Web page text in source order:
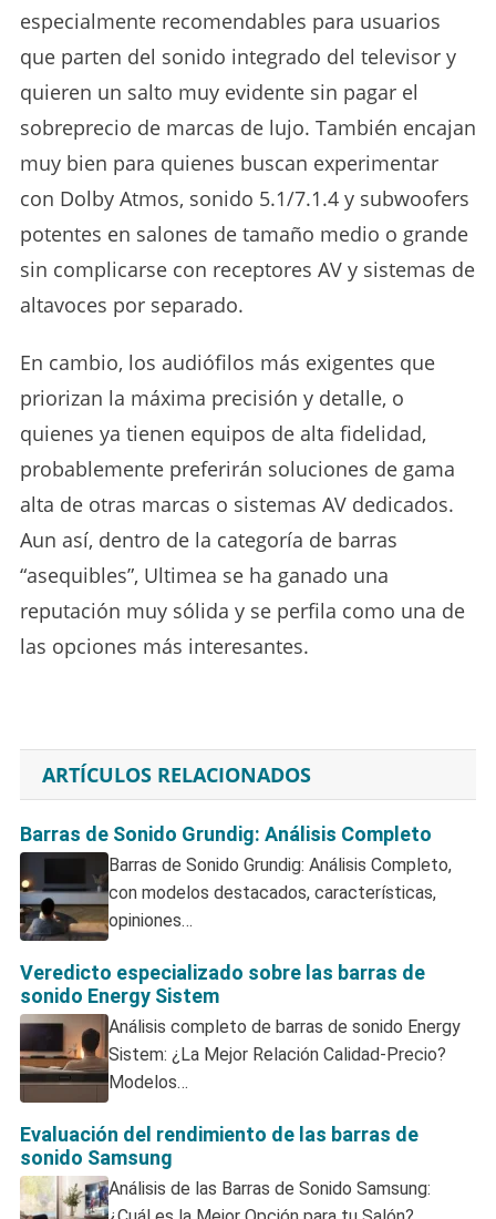
especialmente recomendables para usuarios
que parten del sonido integrado del televisor y
quieren un salto muy evidente sin pagar el
sobreprecio de marcas de lujo. También encajan
muy bien para quienes buscan experimentar
con Dolby Atmos, sonido 5.1/7.1.4 y subwoofers
potentes en salones de tamaño medio o grande
sin complicarse con receptores AV y sistemas de
altavoces por separado.
En cambio, los audiófilos más exigentes que
priorizan la máxima precisión y detalle, o
quienes ya tienen equipos de alta fidelidad,
probablemente preferirán soluciones de gama
alta de otras marcas o sistemas AV dedicados.
Aun así, dentro de la categoría de barras
“asequibles”, Ultimea se ha ganado una
reputación muy sólida y se perfila como una de
las opciones más interesantes.
ARTÍCULOS RELACIONADOS
Barras de Sonido Grundig: Análisis Completo
Barras de Sonido Grundig: Análisis Completo,
con modelos destacados, características,
opiniones…
Veredicto especializado sobre las barras de
sonido Energy Sistem
Análisis completo de barras de sonido Energy
Sistem: ¿La Mejor Relación Calidad-Precio?
Modelos…
Evaluación del rendimiento de las barras de
sonido Samsung
Análisis de las Barras de Sonido Samsung: